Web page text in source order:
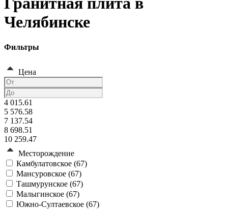
Челябинске
Фильтры
Цена
4 015.61
5 576.58
7 137.54
8 698.51
10 259.47
Месторождение
Камбулатовское (67)
Мансуровское (67)
Ташмурунское (67)
Малыгинское (67)
Южно-Султаевское (67)